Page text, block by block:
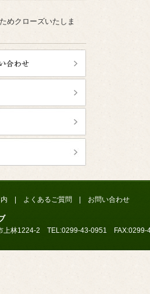
めクローズいたしま
よくあるご質問 お問い合わせ
上林1224-2 TEL:0299-43-0951 FAX:0299-